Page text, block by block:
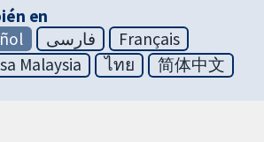
en
فارسی
Français
Malaysia ไทย 简体中文